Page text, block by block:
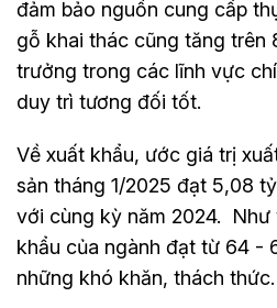
đảm bảo nguồn cung cấp
gỗ khai thác cũng tăng trên
trưởng trong các lĩnh vực
duy trì tương đối tốt.
Về xuất khẩu, ước giá trị
sản tháng 1/2025 đạt 5,08
với cùng kỳ năm 2024. Như
khẩu của ngành đạt từ 64 -
những khó khăn, thách thức.